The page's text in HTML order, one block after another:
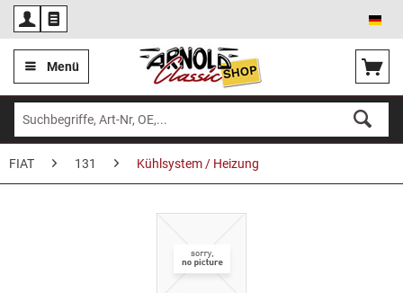
Menü
FIAT 131 Kühlsystem / Heizung